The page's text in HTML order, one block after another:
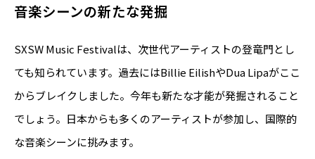
音楽シーンの新たな発掘
SXSW Music Festivalは、次世代アーティストの登竜門とし
ても知られています。過去にはBillie EilishやDua Lipaがここ
からブレイクしました。今年も新たな才能が発掘されること
でしょう。日本からも多くのアーティストが参加し、国際的
な音楽シーンに挑みます。